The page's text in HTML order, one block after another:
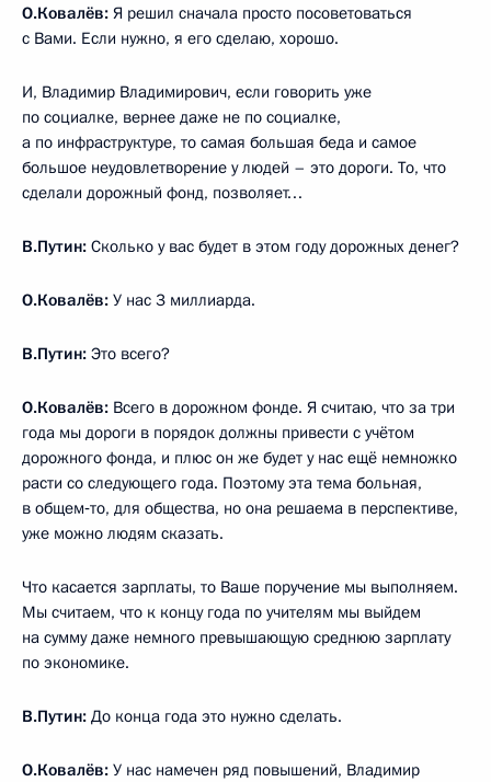
О.Ковалёв: Я решил сначала просто посоветоваться
с Вами. Если нужно, я его сделаю, хорошо.
И, Владимир Владимирович, если говорить уже
по социалке, вернее даже не по социалке,
а по инфраструктуре, то самая большая беда и самое
большое неудовлетворение у людей – это дороги. То, что
сделали дорожный фонд, позволяет…
В.Путин: Сколько у вас будет в этом году дорожных денег?
О.Ковалёв: У нас 3 миллиарда.
В.Путин: Это всего?
О.Ковалёв: Всего в дорожном фонде. Я считаю, что за три
года мы дороги в порядок должны привести с учётом
дорожного фонда, и плюс он же будет у нас ещё немножко
расти со следующего года. Поэтому эта тема больная,
в общем‑то, для общества, но она решаема в перспективе,
уже можно людям сказать.
Что касается зарплаты, то Ваше поручение мы выполняем.
Мы считаем, что к концу года по учителям мы выйдем
на сумму даже немного превышающую среднюю зарплату
по экономике.
В.Путин: До конца года это нужно сделать.
О.Ковалёв: У нас намечен ряд повышений, Владимир